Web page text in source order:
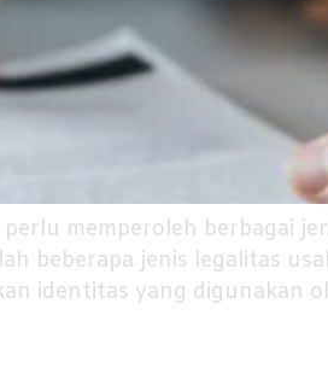
memperoleh berbagai
beberapa jenis legalitas
identitas yang digunakan